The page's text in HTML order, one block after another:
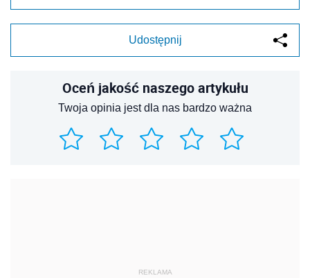
Udostępnij
Oceń jakość naszego artykułu
Twoja opinia jest dla nas bardzo ważna
REKLAMA